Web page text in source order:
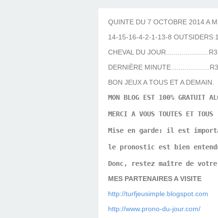
QUINTE DU 7 OCTOBRE 2014 A
14-15-16-4-2-1-13-8 OUTSIDERS
CHEVAL DU
DERNIÈRE
BON JEUX A TOUS ET A DEMAIN.
MON BLOG EST 100% GRATUIT
MERCI A VOUS TOUTES ET TOUS
Mise en garde: il est
le pronostic est bien
Donc, restez maître de
MES PARTENAIRES A VISITE
http://turfjeusimple.blogspot.com
http://www.prono-du-jour.com/